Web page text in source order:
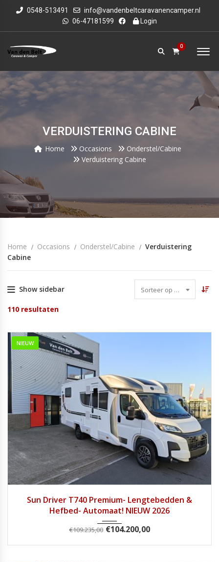
0548-513491
info@vandenbeltcaravanencamper.nl
06-47181599
Login
0
VERDUISTERING CABINE
Home Occasions
Onderstel/cabine
Verduistering Cabine
Home Occasions Onderstel/cabine
Verduistering
Cabine
Show sidebar Sorteer op datum
110 resultaten
NIEUW
Sun Driver T740 Premium- Lengtebedden &
Hefbed- Automaat! NIEUW 2026
€109.235,00 €104.200,00